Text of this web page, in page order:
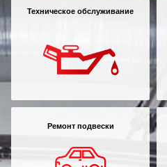
Техническое обслуживание
Ремонт подвески